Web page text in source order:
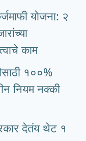
योजना: २
काम
१००%
नियम नक्की
देतंय थेट १